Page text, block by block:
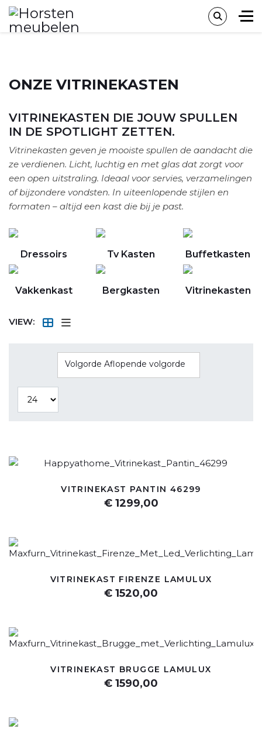
ONZE VITRINEKASTEN
VITRINEKASTEN DIE JOUW SPULLEN
IN DE SPOTLIGHT ZETTEN.
Vitrinekasten geven je mooiste spullen de aandacht die
ze verdienen. Licht, luchtig en met glas dat zorgt voor
een open uitstraling. Ideaal voor servies, verzamelingen
of bijzondere vondsten. In uiteenlopende stijlen en
formaten – altijd een kast die bij je past.
Dressoirs Tv Kasten Buffetkasten
Vakkenkast Bergkasten Vitrinekasten
VIEW:
Volgorde Aflopende volgorde
VITRINEKAST PANTIN 46299
€ 1299,00
VITRINEKAST FIRENZE LAMULUX
€ 1520,00
VITRINEKAST BRUGGE LAMULUX
€ 1590,00